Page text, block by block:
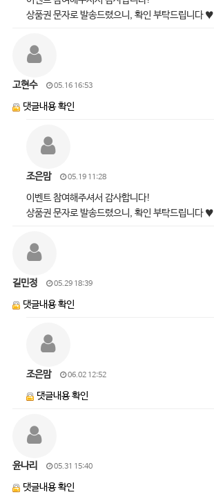
상품권 문자로 발송드렸으니, 확인 부탁드립니다 ♥
고현수 05.16 16:53
댓글내용 확인
조은맘 05.19 11:28
이벤트 참여해주셔서 감사합니다!
상품권 문자로 발송드렸으니, 확인 부탁드립니다 ♥
길민정 05.29 18:39
댓글내용 확인
조은맘 06.02 12:52
댓글내용 확인
윤나리 05.31 15:40
댓글내용 확인